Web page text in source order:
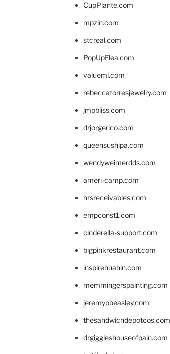
CupPlante.com
mpzin.com
stcreal.com
PopUpFlea.com
valueml.com
rebeccatorresjewelry.com
jmpbliss.com
drjorgerico.com
queensushipa.com
wendyweimerdds.com
ameri-camp.com
hrsreceivables.com
empconst1.com
cinderella-support.com
bigpinkrestaurant.com
inspirehuahin.com
memmingerspainting.com
jeremypbeasley.com
thesandwichdepotcos.com
drgiggleshouseofpain.com